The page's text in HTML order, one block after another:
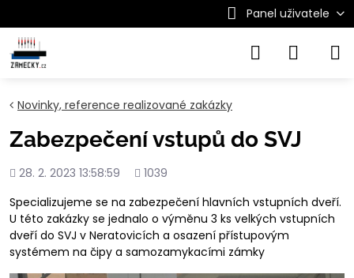
Panel uživatele
Novinky, reference realizované zakázky
Zabezpečení vstupů do SVJ
Přidáno
28. 2. 2023 13:58:59
Počet
1039
Specializujeme se na zabezpečení hlavních vstupních dveří.
U této zakázky se jednalo o výměnu 3 ks velkých vstupních
dveří do SVJ v Neratovicích a osazení přístupovým
systémem na čipy a samozamykacími zámky